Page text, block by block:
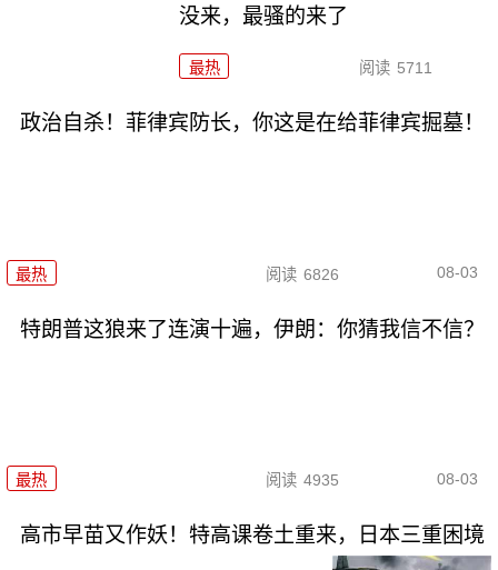
没来，最骚的来了
最热 阅读 5711
政治自杀！菲律宾防长，你这是在给菲律宾掘墓！
最热 阅读 6826 08-03
特朗普这狼来了连演十遍，伊朗：你猜我信不信？
最热 阅读 4935 08-03
高市早苗又作妖！特高课卷土重来，日本三重困境